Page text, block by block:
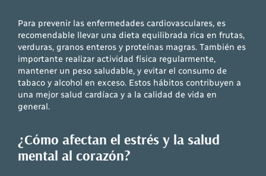
Para prevenir las enfermedades cardiovasculares, es
recomendable llevar una dieta equilibrada rica en frutas,
verduras, granos enteros y proteínas magras. También es
importante realizar actividad física regularmente,
mantener un peso saludable, y evitar el consumo de
tabaco y alcohol en exceso. Estos hábitos contribuyen a
una mejor salud cardíaca y a la calidad de vida en
general.
¿Cómo afectan el estrés y la salud
mental al corazón?